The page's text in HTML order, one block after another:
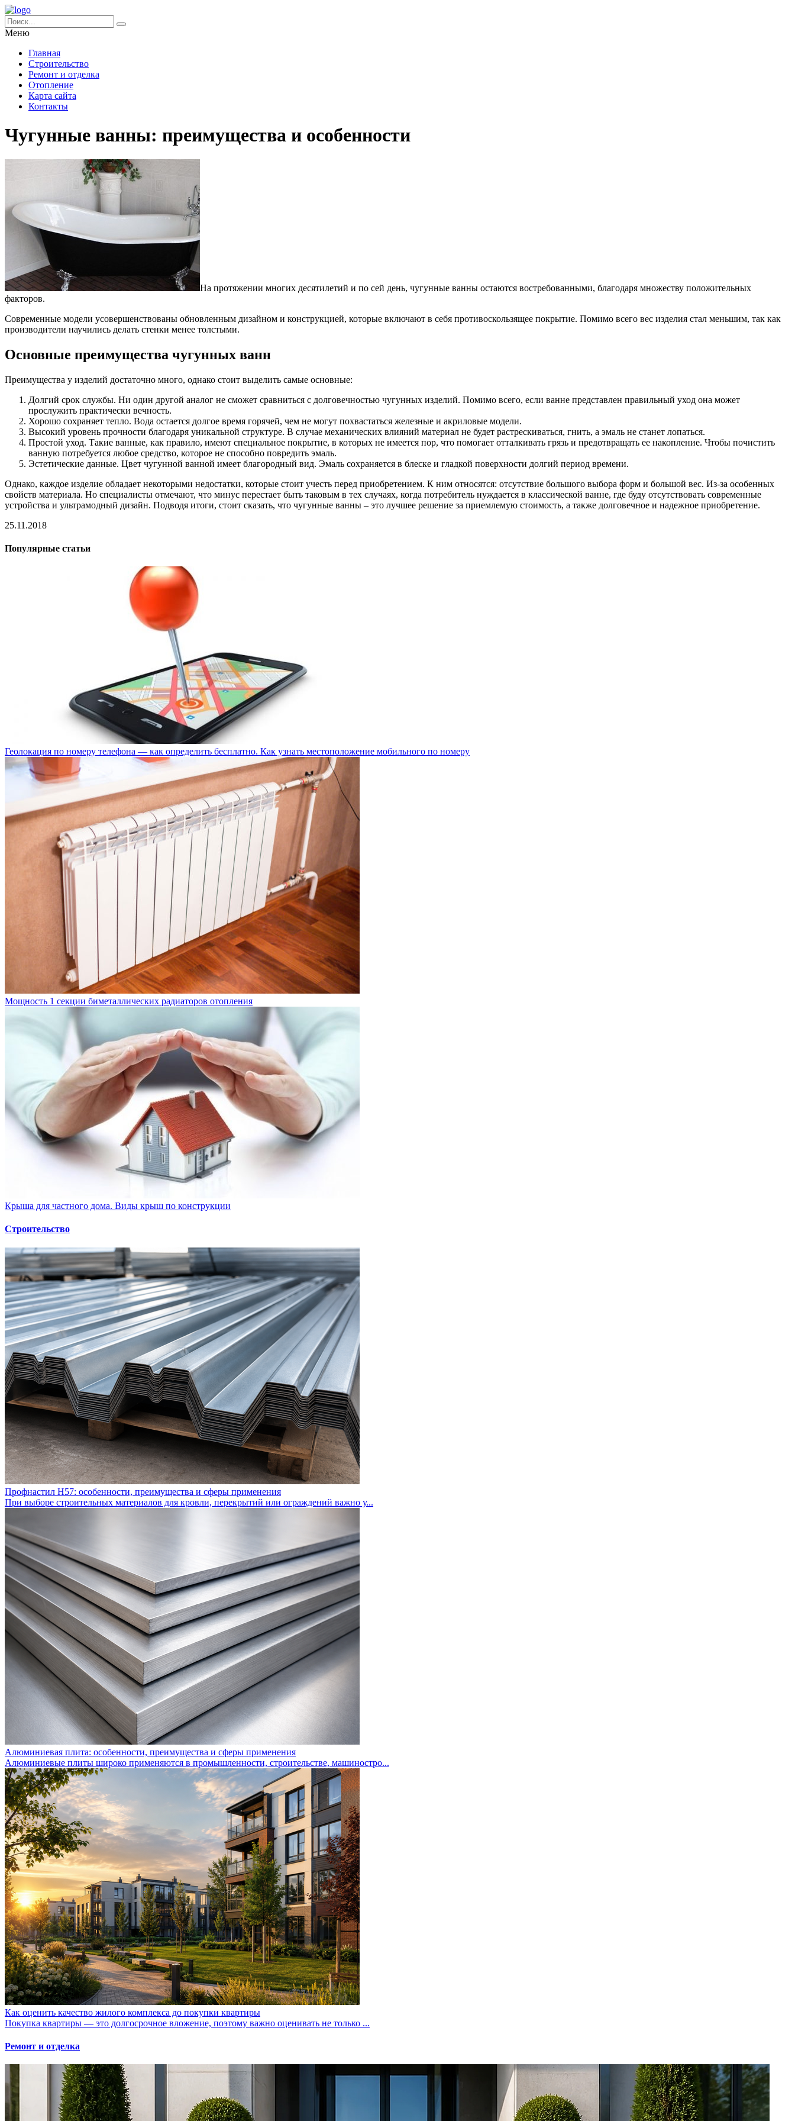
Меню
Главная
Строительство
Ремонт и отделка
Отопление
Карта сайта
Контакты
Чугунные ванны: преимущества и особенности
На протяжении многих десятилетий и по сей день, чугунные ванны остаются востребованными, благодаря множеству положительных
факторов.
Современные модели усовершенствованы обновленным дизайном и конструкцией, которые включают в себя противоскользящее покрытие. Помимо всего вес изделия стал меньшим, так как
производители научились делать стенки менее толстыми.
Основные преимущества чугунных ванн
Преимущества у изделий достаточно много, однако стоит выделить самые основные:
Долгий срок службы. Ни один другой аналог не сможет сравниться с долговечностью чугунных изделий. Помимо всего, если ванне представлен правильный уход она может
прослужить практически вечность.
Хорошо сохраняет тепло. Вода остается долгое время горячей, чем не могут похвастаться железные и акриловые модели.
Высокий уровень прочности благодаря уникальной структуре. В случае механических влияний материал не будет растрескиваться, гнить, а эмаль не станет лопаться.
Простой уход. Такие ванные, как правило, имеют специальное покрытие, в которых не имеется пор, что помогает отталкивать грязь и предотвращать ее накопление. Чтобы почистить
ванную потребуется любое средство, которое не способно повредить эмаль.
Эстетические данные. Цвет чугунной ванной имеет благородный вид. Эмаль сохраняется в блеске и гладкой поверхности долгий период времени.
Однако, каждое изделие обладает некоторыми недостатки, которые стоит учесть перед приобретением. К ним относятся: отсутствие большого выбора форм и большой вес. Из-за особенных
свойств материала. Но специалисты отмечают, что минус перестает быть таковым в тех случаях, когда потребитель нуждается в классической ванне, где буду отсутствовать современные
устройства и ультрамодный дизайн. Подводя итоги, стоит сказать, что чугунные ванны – это лучшее решение за приемлемую стоимость, а также долговечное и надежное приобретение.
25.11.2018
Популярные статьи
Геолокация по номеру телефона — как определить бесплатно. Как узнать местоположение мобильного по номеру
Мощность 1 секции биметаллических радиаторов отопления
Крыша для частного дома. Виды крыш по конструкции
Строительство
Профнастил Н57: особенности, преимущества и сферы применения
При выборе строительных материалов для кровли, перекрытий или ограждений важно у...
Алюминиевая плита: особенности, преимущества и сферы применения
Алюминиевые плиты широко применяются в промышленности, строительстве, машиностро...
Как оценить качество жилого комплекса до покупки квартиры
Покупка квартиры — это долгосрочное вложение, поэтому важно оценивать не только ...
Ремонт и отделка